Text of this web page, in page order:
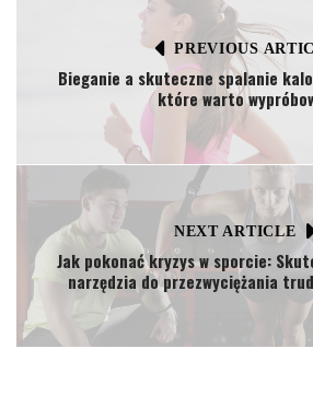
PREVIOUS
Bieganie a skuteczne spalanie
które warto
NEXT ARTICLE
Jak pokonać kryzys w sporcie:
narzędzia do przezwyciężania